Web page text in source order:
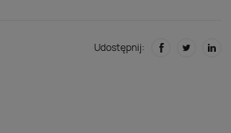
Udostępnij: